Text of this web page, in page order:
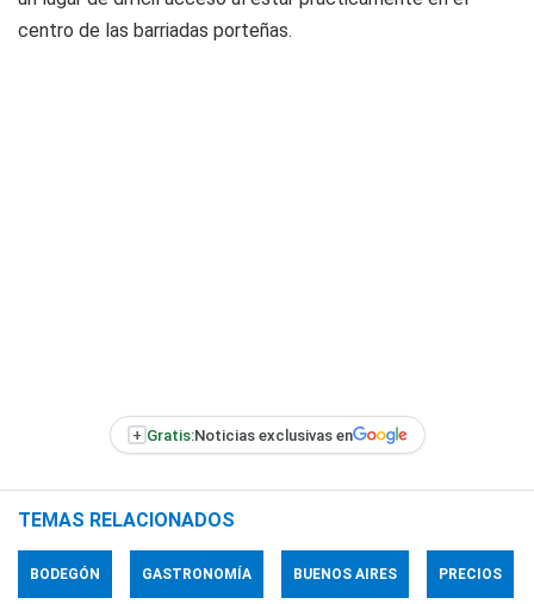
centro de las barriadas porteñas.
+ Gratis:Noticias exclusivas en
TEMAS RELACIONADOS
BODEGÓN GASTRONOMÍA BUENOS AIRES PRECIOS